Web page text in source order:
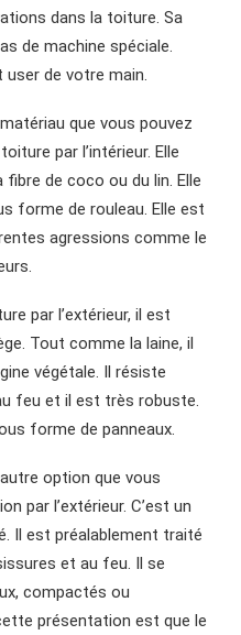
dans la toiture. Sa
de machine spéciale.
de votre main.
que vous pouvez
par l’intérieur. Elle
de coco ou du lin. Elle
forme de rouleau. Elle est
agressions comme le
par l’extérieur, il est
Tout comme la laine, il
végétale. Il résiste
feu et il est très robuste.
forme de panneaux.
option que vous
par l’extérieur. C’est un
Il est préalablement traité
et au feu. Il se
compactés ou
présentation est que le